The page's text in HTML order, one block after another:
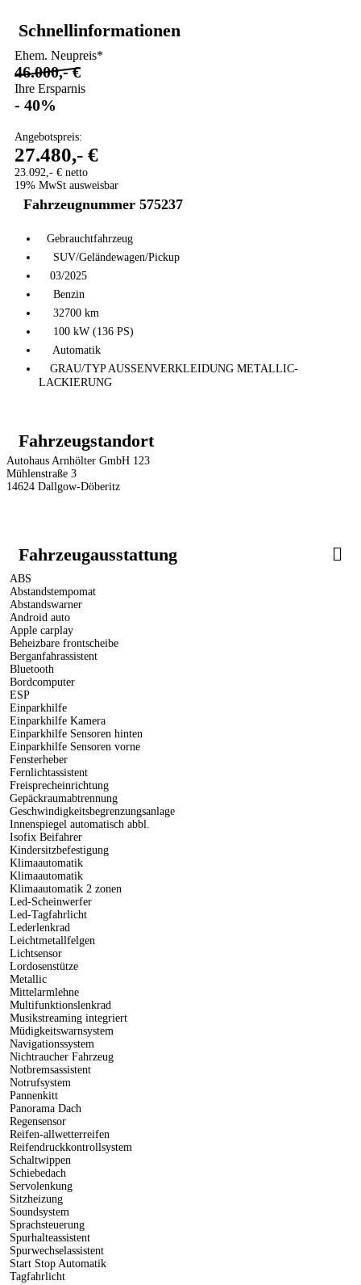
Schnellinformationen
Ehem. Neupreis*
46.000,- €
Ihre Ersparnis
- 40%
Angebotspreis:
27.480,- €
23.092,- € netto
19% MwSt ausweisbar
Fahrzeugnummer 575237
Gebrauchtfahrzeug
SUV/Geländewagen/Pickup
03/2025
Benzin
32700 km
100 kW (136 PS)
Automatik
GRAU/TYP AUSSENVERKLEIDUNG METALLIC-
LACKIERUNG
Fahrzeugstandort
Autohaus Arnhölter GmbH 123
Mühlenstraße 3
14624 Dallgow-Döberitz
Fahrzeugausstattung
ABS
Abstandstempomat
Abstandswarner
Android auto
Apple carplay
Beheizbare frontscheibe
Berganfahrassistent
Bluetooth
Bordcomputer
ESP
Einparkhilfe
Einparkhilfe Kamera
Einparkhilfe Sensoren hinten
Einparkhilfe Sensoren vorne
Fensterheber
Fernlichtassistent
Freisprecheinrichtung
Gepäckraumabtrennung
Geschwindigkeitsbegrenzungsanlage
Innenspiegel automatisch abbl.
Isofix Beifahrer
Kindersitzbefestigung
Klimaautomatik
Klimaautomatik
Klimaautomatik 2 zonen
Led-Scheinwerfer
Led-Tagfahrlicht
Lederlenkrad
Leichtmetallfelgen
Lichtsensor
Lordosenstütze
Metallic
Mittelarmlehne
Multifunktionslenkrad
Musikstreaming integriert
Müdigkeitswarnsystem
Navigationssystem
Nichtraucher Fahrzeug
Notbremsassistent
Notrufsystem
Pannenkitt
Panorama Dach
Regensensor
Reifen-allwetterreifen
Reifendruckkontrollsystem
Schaltwippen
Schiebedach
Servolenkung
Sitzheizung
Soundsystem
Sprachsteuerung
Spurhalteassistent
Spurwechselassistent
Start Stop Automatik
Tagfahrlicht